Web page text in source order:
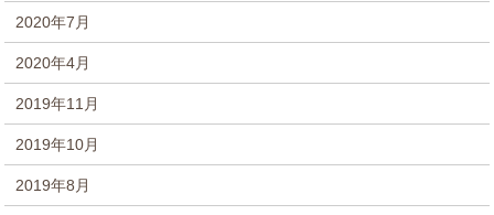
2020年7月
2020年4月
2019年11月
2019年10月
2019年8月